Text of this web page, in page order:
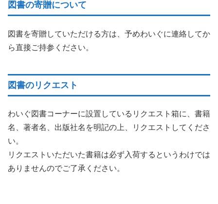
図書の寄贈について
図書を寄贈していただける方は、予めわいぐに連絡してか
ら直接ご持参ください。
図書のリクエスト
わいぐ図書コーナーに設置しているリクエスト箱に、書籍
名、著者名、出版社名を明記の上、リクエストしてくださ
い。
リクエストいただいた書籍は必ず入荷するというわけでは
ありませんのでご了承ください。